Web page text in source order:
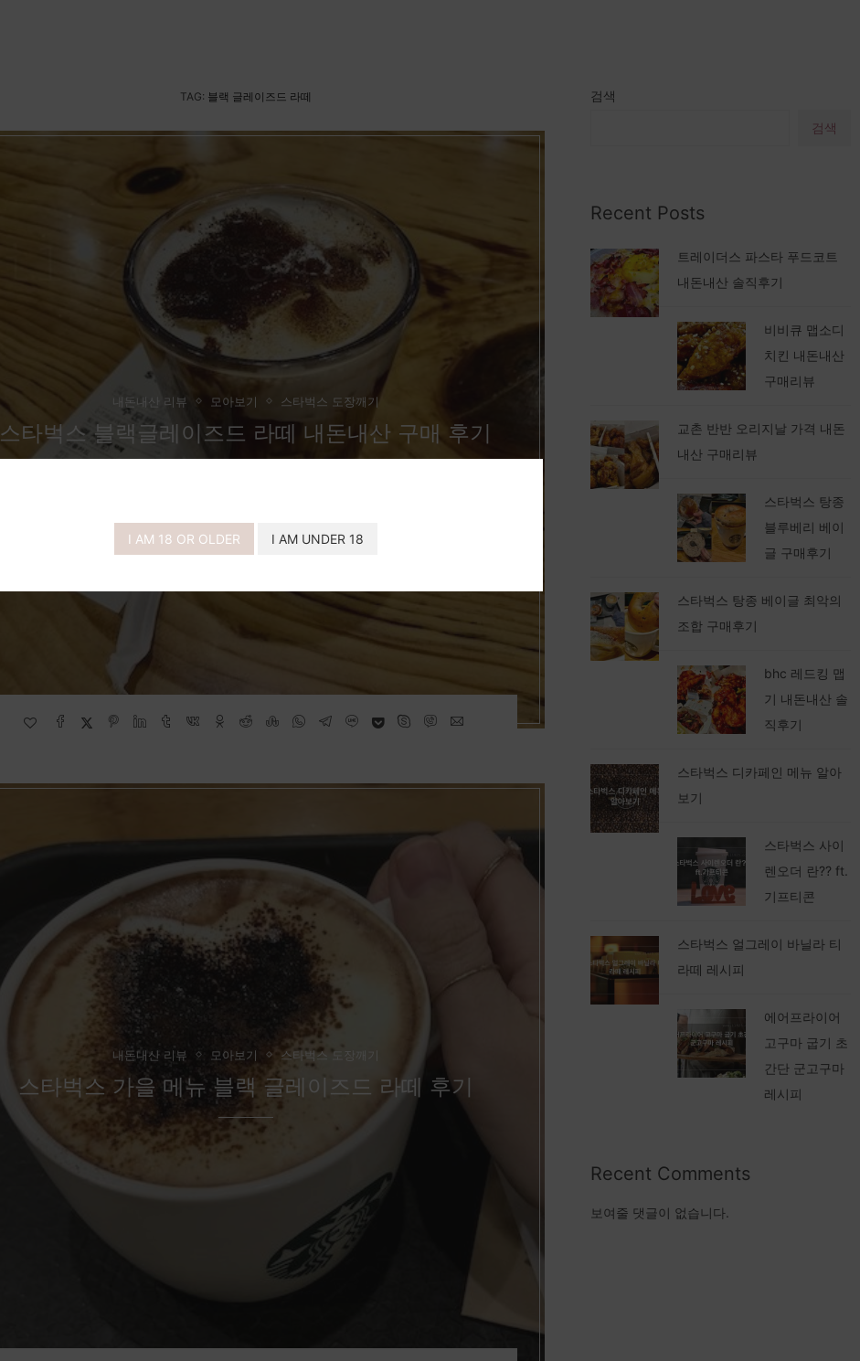
I AM 18 OR OLDER I AM UNDER 18
TAG: 블랙 글레이즈드 라떼
내돈내산 리뷰 모아보기 스타벅스 도장깨기
스타벅스 블랙글레이즈드 라떼 내돈내산 구매 후기
내돈내산 리뷰 모아보기 스타벅스 도장깨기
스타벅스 가을 메뉴 블랙 글레이즈드 라떼 후기
검색
검색
Recent Posts
트레이더스 파스타 푸드코트
내돈내산 솔직후기
비비큐 맵소디
치킨 내돈내산
구매리뷰
교촌 반반 오리지날 가격 내돈
내산 구매리뷰
스타벅스 탕종
블루베리 베이
글 구매후기
스타벅스 탕종 베이글 최악의
조합 구매후기
bhc 레드킹 맵
기 내돈내산 솔
직후기
스타벅스 디카페인 메뉴 알아
보기
스타벅스 사이
렌오더 란?? ft.
기프티콘
스타벅스 얼그레이 바닐라 티
라떼 레시피
에어프라이어
고구마 굽기 초
간단 군고구마
레시피
Recent Comments
보여줄 댓글이 없습니다.